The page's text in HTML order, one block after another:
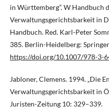
in Württemberg”. W Handbuch
Verwaltungsgerichtsbarkeit in
Handbuch. Red. Karl-Peter
385. Berlin-Heidelberg:
https://doi.org/10.1007/978-3-
Jabloner, Clemens. 1994. „Die
Verwaltungsgerichtsbarkeit in
Juristen-Zeitung 10: 329–339.